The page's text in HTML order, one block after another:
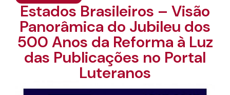
Estados Brasileiros – Visão
Panorâmica do Jubileu dos
500 Anos da Reforma à Luz
das Publicações no Portal
Luteranos